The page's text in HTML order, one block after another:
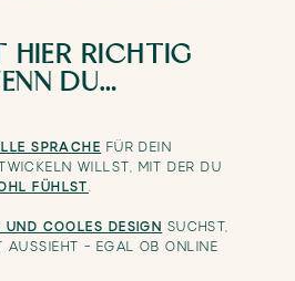
HIER RICHTIG
DU…
SPRACHE FÜR DEIN
WILLST, MIT DER DU
FÜHLST.
UND COOLES DESIGN SUCHST,
AUSSIEHT – EGAL OB ONLINE